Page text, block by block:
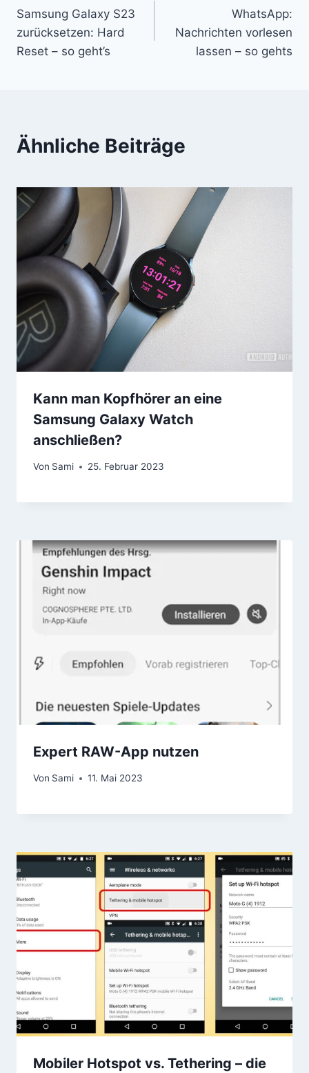
Samsung Galaxy S23
zurücksetzen: Hard
Reset – so geht’s
WhatsApp:
Nachrichten vorlesen
lassen – so gehts
Ähnliche Beiträge
Kann man Kopfhörer an eine
Samsung Galaxy Watch
anschließen?
Von Sami 25. Februar 2023
Expert RAW-App nutzen
Von Sami 11. Mai 2023
Mobiler Hotspot vs. Tethering – die